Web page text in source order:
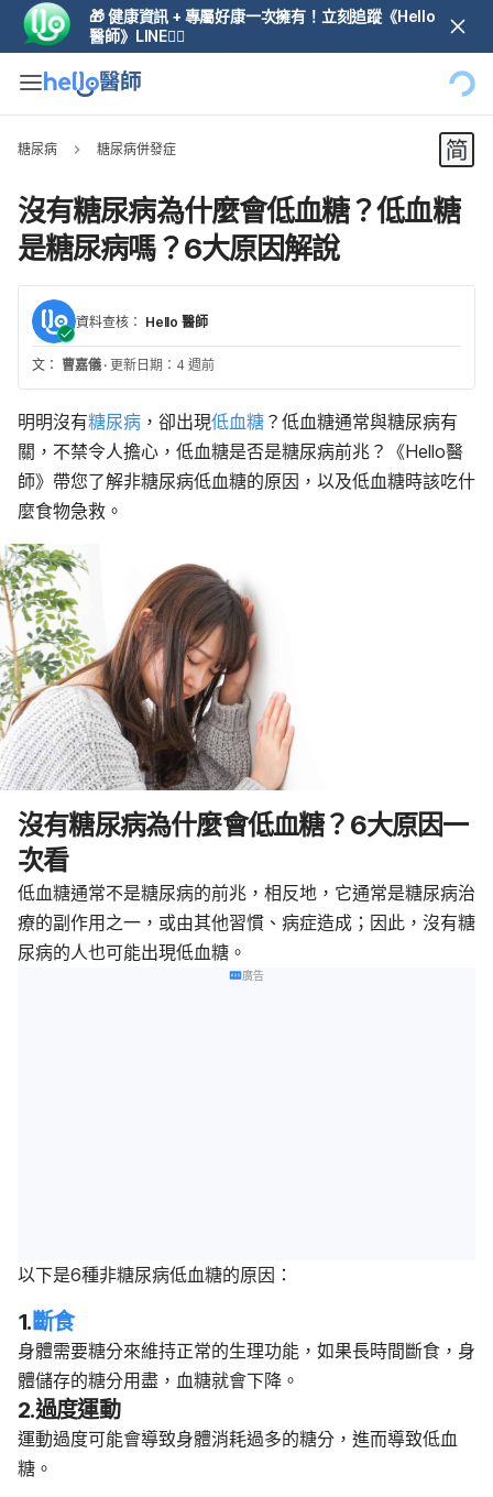
🎁 健康資訊 + 專屬好康一次擁有！立刻追蹤《Hello
醫師》LINE👆🏼
糖尿病 糖尿病併發症
沒有糖尿病為什麼會低血糖？低血糖
是糖尿病嗎？6大原因解說
資料查核： Hello 醫師
文： 曹嘉儀 · 更新日期：4 週前
明明沒有糖尿病 ，卻出現低血糖 ？低血糖通常與糖尿病有
關，不禁令人擔心，低血糖是否是糖尿病前兆？《Hello醫
師》帶您了解非糖尿病低血糖的原因，以及低血糖時該吃什
麼食物急救。
沒有糖尿病為什麼會低血糖？6大原因一
次看
低血糖通常不是糖尿病的前兆，相反地，它通常是糖尿病治
療的副作用之一，或由其他習慣、病症造成；因此，沒有糖
尿病的人也可能出現低血糖。
廣告
以下是6種非糖尿病低血糖的原因：
1.斷食
身體需要糖分來維持正常的生理功能，如果長時間斷食，身
體儲存的糖分用盡，血糖就會下降。
2.過度運動
運動過度可能會導致身體消耗過多的糖分，進而導致低血
糖。